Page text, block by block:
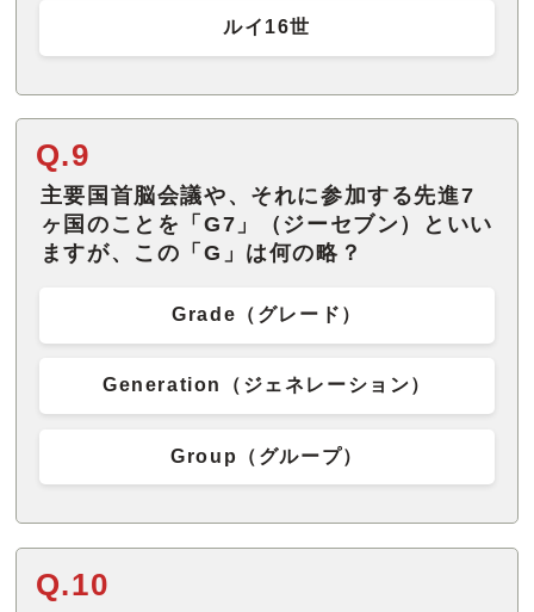
ルイ16世
Q.9
主要国首脳会議や、それに参加する先進7
ヶ国のことを「G7」（ジーセブン）といい
ますが、この「G」は何の略？
Grade（グレード）
Generation（ジェネレーション）
Group（グループ）
Q.10